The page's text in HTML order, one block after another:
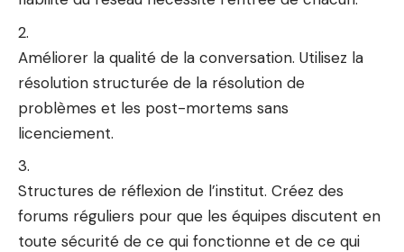
Améliorer la qualité de la conversation. Utilisez la
résolution structurée de la résolution de
problèmes et les post-mortems sans
licenciement.
Structures de réflexion de l’institut. Créez des
forums réguliers pour que les équipes discutent en
toute sécurité de ce qui fonctionne et de ce qui